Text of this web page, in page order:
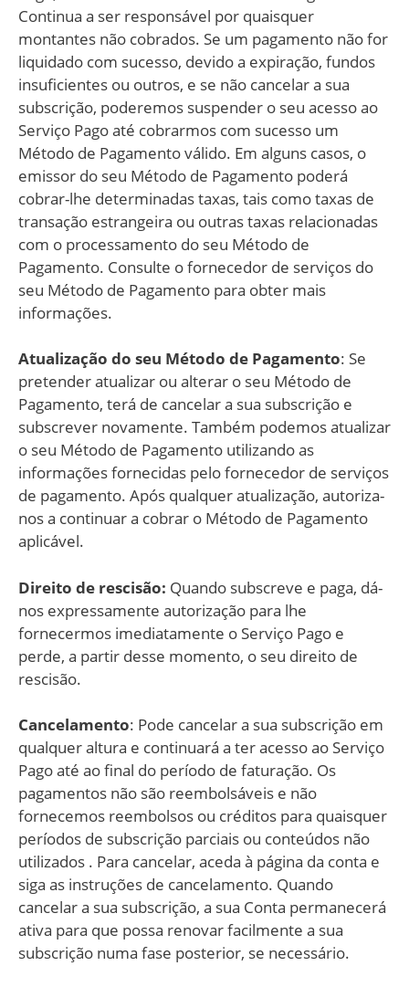
Continua a ser responsável por quaisquer
montantes não cobrados. Se um pagamento não for
liquidado com sucesso, devido a expiração, fundos
insuficientes ou outros, e se não cancelar a sua
subscrição, poderemos suspender o seu acesso ao
Serviço Pago até cobrarmos com sucesso um
Método de Pagamento válido. Em alguns casos, o
emissor do seu Método de Pagamento poderá
cobrar-lhe determinadas taxas, tais como taxas de
transação estrangeira ou outras taxas relacionadas
com o processamento do seu Método de
Pagamento. Consulte o fornecedor de serviços do
seu Método de Pagamento para obter mais
informações.
Atualização do seu Método de Pagamento: Se
pretender atualizar ou alterar o seu Método de
Pagamento, terá de cancelar a sua subscrição e
subscrever novamente. Também podemos atualizar
o seu Método de Pagamento utilizando as
informações fornecidas pelo fornecedor de serviços
de pagamento. Após qualquer atualização, autoriza-
nos a continuar a cobrar o Método de Pagamento
aplicável.
Direito de rescisão: Quando subscreve e paga, dá-
nos expressamente autorização para lhe
fornecermos imediatamente o Serviço Pago e
perde, a partir desse momento, o seu direito de
rescisão.
Cancelamento: Pode cancelar a sua subscrição em
qualquer altura e continuará a ter acesso ao Serviço
Pago até ao final do período de faturação. Os
pagamentos não são reembolsáveis e não
fornecemos reembolsos ou créditos para quaisquer
períodos de subscrição parciais ou conteúdos não
utilizados . Para cancelar, aceda à página da conta e
siga as instruções de cancelamento. Quando
cancelar a sua subscrição, a sua Conta permanecerá
ativa para que possa renovar facilmente a sua
subscrição numa fase posterior, se necessário.